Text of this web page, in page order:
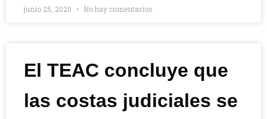
junio 25, 2020 No hay comentarios
El TEAC concluye que
las costas judiciales se